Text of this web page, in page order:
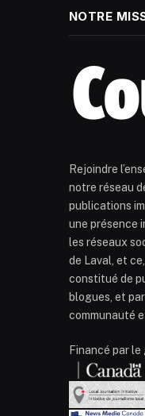
NOTRE
Rejoindre
notre réseau
publications
une présence
les réseaux
de Laval, et
constitué de
blogues, et
communauté
Financé par